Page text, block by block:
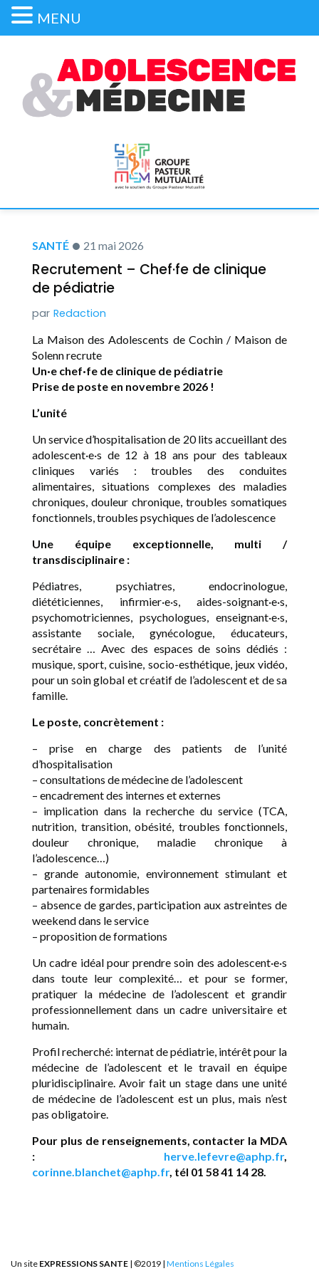
SANTÉ 21 mai 2026
Recrutement – Chef·fe de clinique
de pédiatrie
Redaction
La Maison des Adolescents de Cochin / Maison de
Solenn recrute
Un·e chef·fe de clinique de pédiatrie
Prise de poste en novembre 2026 !
L’unité
Un service d’hospitalisation de 20 lits accueillant des
adolescent·e·s de 12 à 18 ans pour des tableaux
cliniques variés : troubles des conduites
alimentaires, situations complexes des maladies
chroniques, douleur chronique, troubles somatiques
fonctionnels, troubles psychiques de l’adolescence
Une équipe exceptionnelle, multi /
transdisciplinaire :
Pédiatres, psychiatres, endocrinologue,
diététiciennes, infirmier·e·s, aides-soignant·e·s,
psychomotriciennes, psychologues, enseignant·e·s,
assistante sociale, gynécologue, éducateurs,
secrétaire … Avec des espaces de soins dédiés :
musique, sport, cuisine, socio-esthétique, jeux vidéo,
pour un soin global et créatif de l’adolescent et de sa
famille.
Le poste, concrètement :
– prise en charge des patients de l’unité
d’hospitalisation
– consultations de médecine de l’adolescent
– encadrement des internes et externes
– implication dans la recherche du service (TCA,
nutrition, transition, obésité, troubles fonctionnels,
douleur chronique, maladie chronique à
l’adolescence…)
– grande autonomie, environnement stimulant et
partenaires formidables
– absence de gardes, participation aux astreintes de
weekend dans le service
– proposition de formations
Un cadre idéal pour prendre soin des adolescent·e·s
dans toute leur complexité… et pour se former,
pratiquer la médecine de l’adolescent et grandir
professionnellement dans un cadre universitaire et
humain.
Profil recherché: internat de pédiatrie, intérêt pour la
médecine de l’adolescent et le travail en équipe
pluridisciplinaire. Avoir fait un stage dans une unité
de médecine de l’adolescent est un plus, mais n’est
pas obligatoire.
Pour plus de renseignements, contacter la MDA
: herve.lefevre@aphp.fr,
corinne.blanchet@aphp.fr, tél 01 58 41 14 28.
Un site EXPRESSIONS SANTE | ©2019 | Mentions Légales
MENU